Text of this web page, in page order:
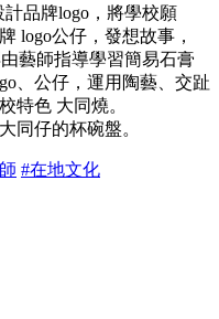
品牌logo，將學校願
logo公仔，發想故事，
藝師指導學習簡易石膏
、公仔，運用陶藝、交趾
特色 大同燒。
同仔的杯碗盤。
#在地文化